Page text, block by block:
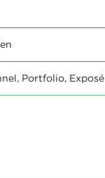
Portfolio, Exposé